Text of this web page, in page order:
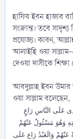
হাফিয ইবন হাজার
সংক্রান্ত। তবে
প্রযোজ্য। কারণ,
আলাইহি ওয়া
দেওয়া দাসীকে
আবদুল্লাহ ইবন উমার
ওয়া সাল্লাম বলেছেন,
عَلَى النَّاسِ رَاعٍ
وَهُوَ مَسْئُولٌ عَنْهُمْ
عَنْهُمْ وَالَعَبْدُ رَاعٍ عَلَى